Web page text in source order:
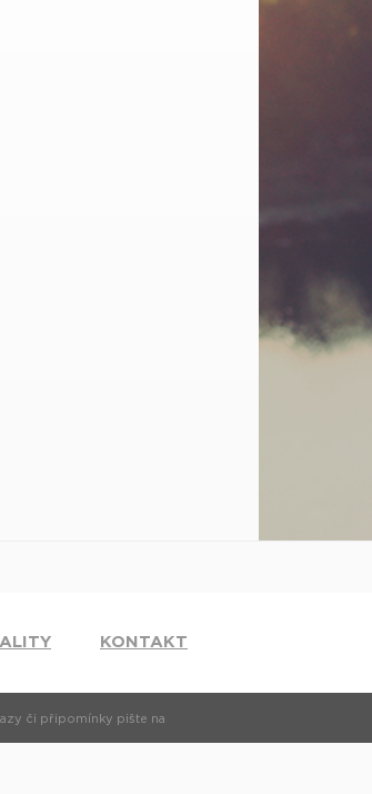
KONTAKT
či připomínky pište na